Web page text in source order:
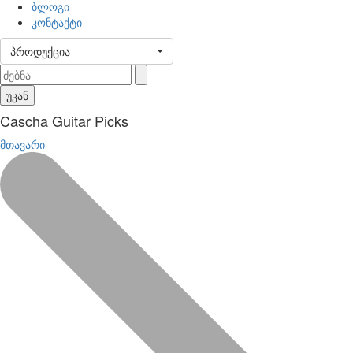
ბლოგი
კონტაქტი
პროდუქცია
უკან
Cascha Guitar Picks
მთავარი